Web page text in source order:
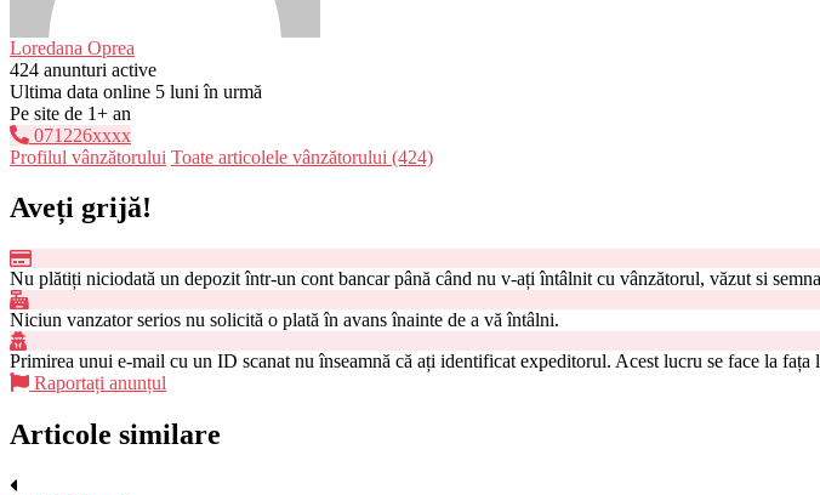
Loredana Oprea
424 anunturi active
Ultima data online 5 luni în urmă
Pe site de 1+ an
071226xxxx
Profilul vânzătorului Toate articolele vânzătorului (424)
Aveți grijă!
Nu plătiți niciodată un depozit într-un cont bancar până când nu v-ați întâlnit cu vânzătorul, văzut si
Niciun vanzator serios nu solicită o plată în avans înainte de a vă întâlni.
Primirea unui e-mail cu un ID scanat nu înseamnă că ați identificat expeditorul. Acest lucru se face la
Raportați anunțul
Articole similare